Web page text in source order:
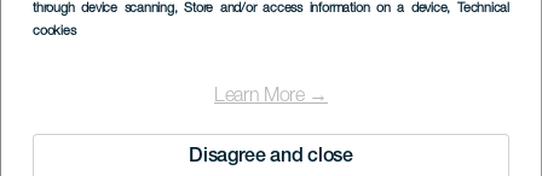
through device scanning, Store and/or access information on a device, Technical
cookies
Learn More →
Disagree and close